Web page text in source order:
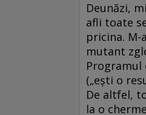
Deunăzi,
afli toate
pricina. M-
mutant
Programul
(„eşti o
De altfel,
la o